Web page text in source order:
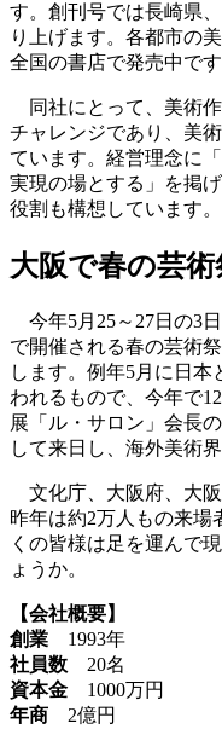
す。創刊号では長崎県
り上げます。各都市の
全国の書店で発売中です
同社にとって、美術
チャレンジであり、美
ています。経営理念に
実現の場とする」を掲
役割も構想しています。
大阪で春の芸
今年5月25～27日の3
で開催される春の芸術
します。例年5月に日
われるもので、今年で
展「ル・サロン」会長
して来日し、海外美術
文化庁、大阪府、大阪
昨年は約2万人もの来場
くの皆様は足を運んで
ょうか。
【会社概要】
創業 1993年
社員数 20名
資本金 1000万円
年商 2億円